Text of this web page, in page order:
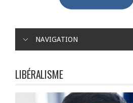
NAVIGATION
LIBÉRALISME